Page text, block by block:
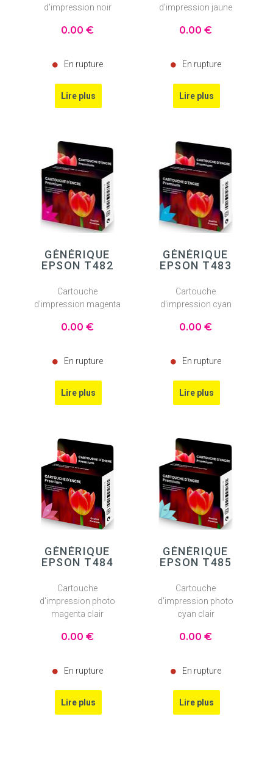
d'impression noir
0.00 €
En rupture
d'impression jaune
0.00 €
En rupture
GÉNÉRIQUE
EPSON T482
Cartouche
d'impression magenta
0.00 €
En rupture
GÉNÉRIQUE
EPSON T483
Cartouche
d'impression cyan
0.00 €
En rupture
GÉNÉRIQUE
EPSON T484
Cartouche
d'impression photo
magenta clair
0.00 €
En rupture
GÉNÉRIQUE
EPSON T485
Cartouche
d'impression photo
cyan clair
0.00 €
En rupture